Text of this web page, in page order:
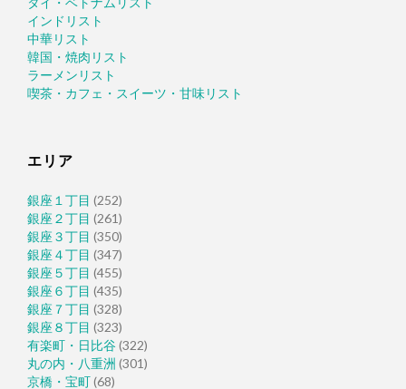
インドリスト
中華リスト
韓国・焼肉リスト
ラーメンリスト
喫茶・カフェ・スイーツ・甘味リスト
エリア
銀座１丁目 (252)
銀座２丁目 (261)
銀座３丁目 (350)
銀座４丁目 (347)
銀座５丁目 (455)
銀座６丁目 (435)
銀座７丁目 (328)
銀座８丁目 (323)
有楽町・日比谷(322)
丸の内・八重洲 (301)
京橋・宝町(68)